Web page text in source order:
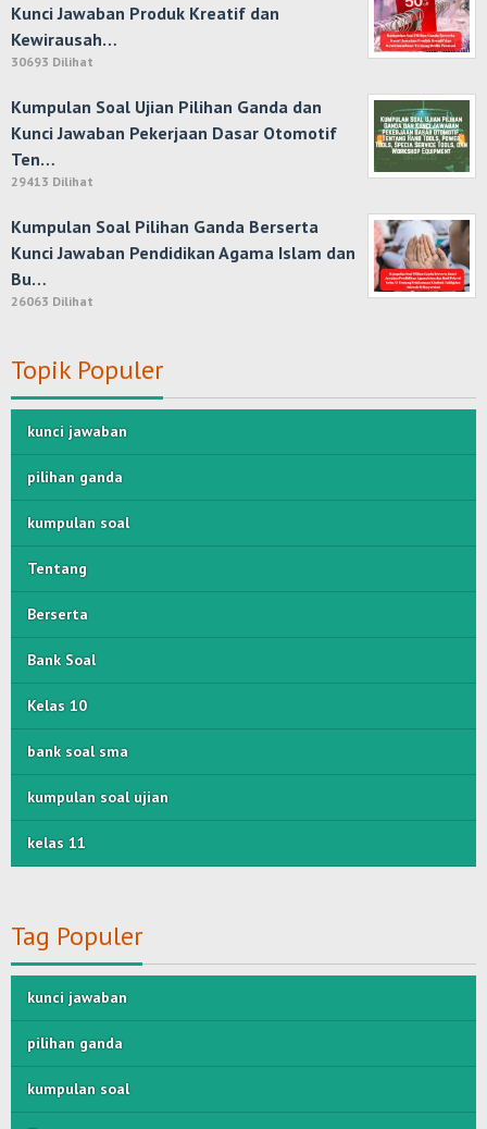
Kunci Jawaban Produk Kreatif dan
Kewirausah…
30693 Dilihat
Kumpulan Soal Ujian Pilihan Ganda dan
Kunci Jawaban Pekerjaan Dasar Otomotif
Ten…
29413 Dilihat
Kumpulan Soal Pilihan Ganda Berserta
Kunci Jawaban Pendidikan Agama Islam dan
Bu…
26063 Dilihat
Topik Populer
kunci jawaban
pilihan ganda
kumpulan soal
Tentang
Berserta
Bank Soal
Kelas 10
bank soal sma
kumpulan soal ujian
kelas 11
Tag Populer
kunci jawaban
pilihan ganda
kumpulan soal